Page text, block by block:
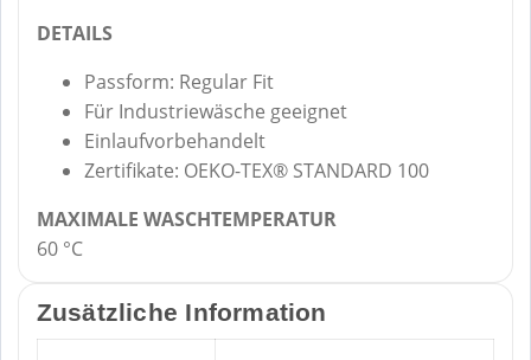
DETAILS
Passform: Regular Fit
Für Industriewäsche geeignet
Einlaufvorbehandelt
Zertifikate: OEKO-TEX® STANDARD 100
MAXIMALE WASCHTEMPERATUR
60 °C
Zusätzliche Information